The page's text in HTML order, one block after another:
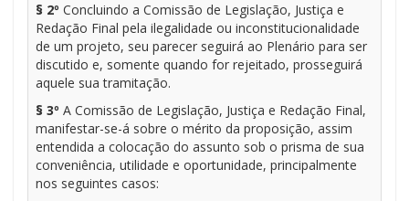
§ 2º Concluindo a Comissão de Legislação, Justiça e
Redação Final pela ilegalidade ou inconstitucionalidade
de um projeto, seu parecer seguirá ao Plenário para ser
discutido e, somente quando for rejeitado, prosseguirá
aquele sua tramitação.
§ 3º A Comissão de Legislação, Justiça e Redação Final,
manifestar-se-á sobre o mérito da proposição, assim
entendida a colocação do assunto sob o prisma de sua
conveniência, utilidade e oportunidade, principalmente
nos seguintes casos: